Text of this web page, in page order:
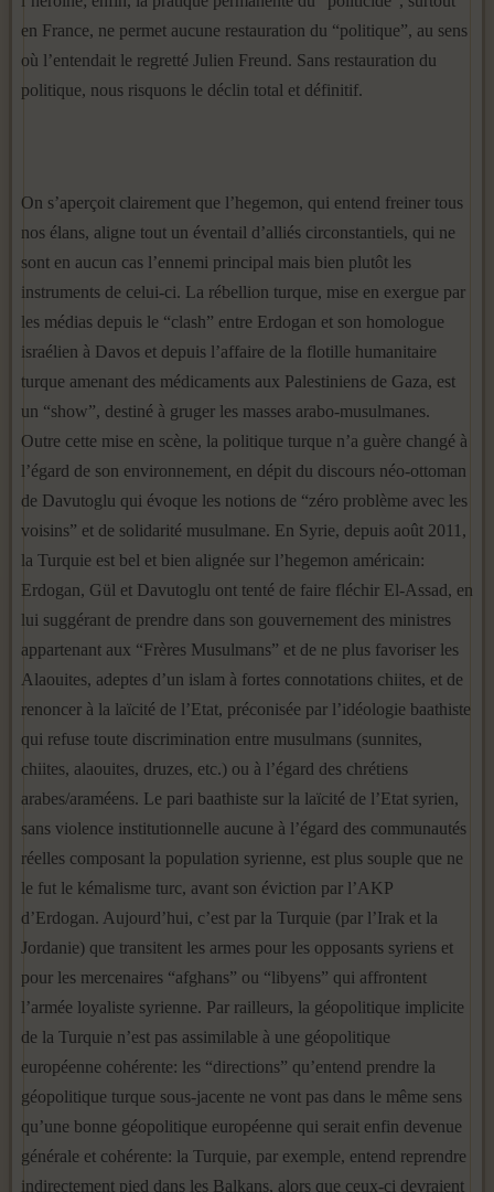
en France, ne permet aucune restauration du “politique”, au sens
où l’entendait le regretté Julien Freund. Sans restauration du
politique, nous risquons le déclin total et définitif.
On s’aperçoit clairement que l’hegemon, qui entend freiner tous
nos élans, aligne tout un éventail d’alliés circonstantiels, qui ne
sont en aucun cas l’ennemi principal mais bien plutôt les
instruments de celui-ci. La rébellion turque, mise en exergue par
les médias depuis le “clash” entre Erdogan et son homologue
israélien à Davos et depuis l’affaire de la flotille humanitaire
turque amenant des médicaments aux Palestiniens de Gaza, est
un “show”, destiné à gruger les masses arabo-musulmanes.
Outre cette mise en scène, la politique turque n’a guère changé à
l’égard de son environnement, en dépit du discours néo-ottoman
de Davutoglu qui évoque les notions de “zéro problème avec les
voisins” et de solidarité musulmane. En Syrie, depuis août 2011,
la Turquie est bel et bien alignée sur l’hegemon américain:
Erdogan, Gül et Davutoglu ont tenté de faire fléchir El-Assad, en
lui suggérant de prendre dans son gouvernement des ministres
appartenant aux “Frères Musulmans” et de ne plus favoriser les
Alaouites, adeptes d’un islam à fortes connotations chiites, et de
renoncer à la laïcité de l’Etat, préconisée par l’idéologie baathiste
qui refuse toute discrimination entre musulmans (sunnites,
chiites, alaouites, druzes, etc.) ou à l’égard des chrétiens
arabes/araméens. Le pari baathiste sur la laïcité de l’Etat syrien,
sans violence institutionnelle aucune à l’égard des communautés
réelles composant la population syrienne, est plus souple que ne
le fut le kémalisme turc, avant son éviction par l’AKP
d’Erdogan. Aujourd’hui, c’est par la Turquie (par l’Irak et la
Jordanie) que transitent les armes pour les opposants syriens et
pour les mercenaires “afghans” ou “libyens” qui affrontent
l’armée loyaliste syrienne. Par railleurs, la géopolitique implicite
de la Turquie n’est pas assimilable à une géopolitique
européenne cohérente: les “directions” qu’entend prendre la
géopolitique turque sous-jacente ne vont pas dans le même sens
qu’une bonne géopolitique européenne qui serait enfin devenue
générale et cohérente: la Turquie, par exemple, entend reprendre
indirectement pied dans les Balkans, alors que ceux-ci devraient